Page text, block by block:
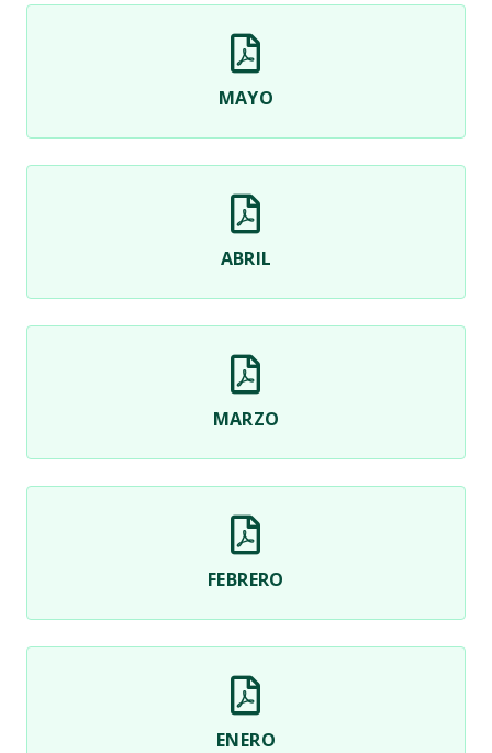
MAYO
ABRIL
MARZO
FEBRERO
ENERO